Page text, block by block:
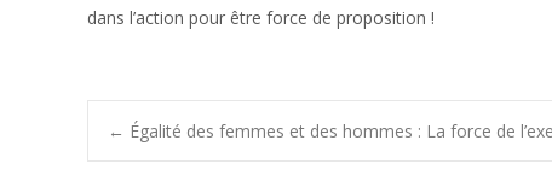
dans l’action pour être force de proposition !
Post
← Égalité des femmes et des hommes : La force de